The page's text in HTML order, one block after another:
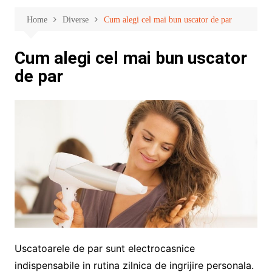
Home Diverse Cum alegi cel mai bun uscator de par
Cum alegi cel mai bun uscator
de par
Uscatoarele de par sunt electrocasnice
indispensabile in rutina zilnica de ingrijire personala.